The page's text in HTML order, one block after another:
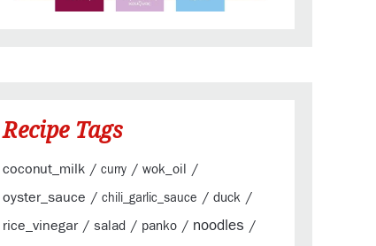
Recipe Tags
coconut_milk / curry / wok_oil
/
oyster_sauce / chili_garlic_sauce / duck /
rice_vinegar/ salad / panko / noodles /